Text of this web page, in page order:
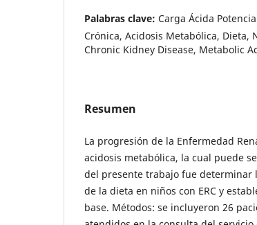
Palabras clave: Carga Ácida
Crónica, Acidosis Metabólica, Dieta,
Chronic Kidney Disease, Metabolic
Resumen
La progresión de la Enfermedad
acidosis metabólica, la cual puede
del presente trabajo fue determinar
de la dieta en niños con ERC y
base. Métodos: se incluyeron 26